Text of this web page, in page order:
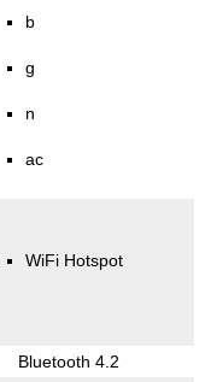
b
g
n
ac
WiFi Hotspot
Bluetooth 4.2